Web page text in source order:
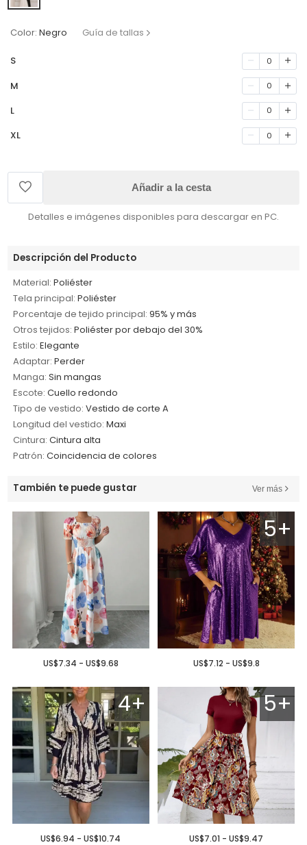
Color: Negro Guía de tallas
S 0
M 0
L 0
XL 0
Añadir a la cesta
Detalles e imágenes disponibles para descargar en PC.
Descripción del Producto
Material: Poliéster
Tela principal: Poliéster
Porcentaje de tejido principal: 95% y más
Otros tejidos: Poliéster por debajo del 30%
Estilo: Elegante
Adaptar: Perder
Manga: Sin mangas
Escote: Cuello redondo
Tipo de vestido: Vestido de corte A
Longitud del vestido: Maxi
Cintura: Cintura alta
Patrón: Coincidencia de colores
También te puede gustar Ver más
US$7.34 - US$9.68
5+
US$7.12 - US$9.8
4+
US$6.94 - US$10.74
5+
US$7.01 - US$9.47